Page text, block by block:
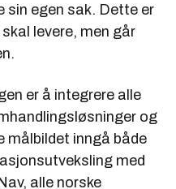
sin egen sak. Dette er
levere, men går
er å integrere alle
og
målbildet inngå både
med
alle norske